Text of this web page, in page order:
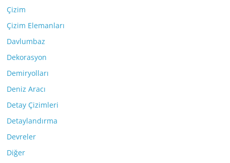
Çizim
Çizim Elemanları
Davlumbaz
Dekorasyon
Demiryolları
Deniz Aracı
Detay Çizimleri
Detaylandırma
Devreler
Diğer